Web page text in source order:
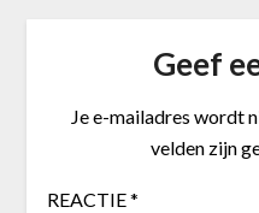
Geef
Je e-mailadres wordt
velden zijn
REACTIE*